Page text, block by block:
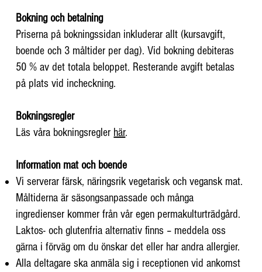
Bokning och betalning
Priserna på bokningssidan inkluderar allt (kursavgift,
boende och 3 måltider per dag). Vid bokning debiteras
50 % av det totala beloppet. Resterande avgift betalas
på plats vid incheckning.
Bokningsregler
Läs våra bokningsregler här.
Information mat och boende
Vi serverar färsk, näringsrik vegetarisk och vegansk mat.
Måltiderna är säsongsanpassade och många
ingredienser kommer från vår egen permakulturträdgård.
Laktos- och glutenfria alternativ finns – meddela oss
gärna i förväg om du önskar det eller har andra allergier.
Alla deltagare ska anmäla sig i receptionen vid ankomst